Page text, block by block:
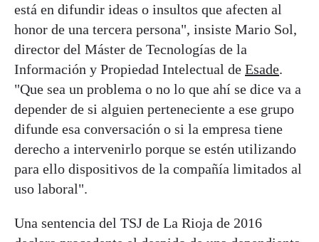
está en difundir ideas o insultos que afecten al
honor de una tercera persona", insiste Mario Sol,
director del Máster de Tecnologías de la
Información y Propiedad Intelectual de Esade.
"Que sea un problema o no lo que ahí se dice va a
depender de si alguien perteneciente a ese grupo
difunde esa conversación o si la empresa tiene
derecho a intervenirlo porque se estén utilizando
para ello dispositivos de la compañía limitados al
uso laboral".
Una sentencia del TSJ de La Rioja de 2016